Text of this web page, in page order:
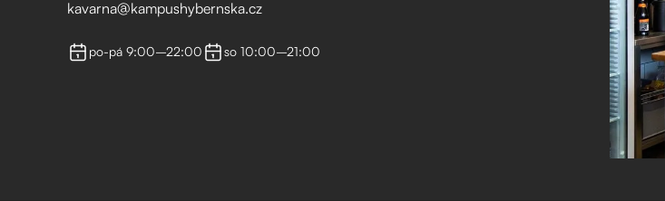
kavarna@kampushybernska.cz
po-pá 9:00–22:00 so 10:00–21:00